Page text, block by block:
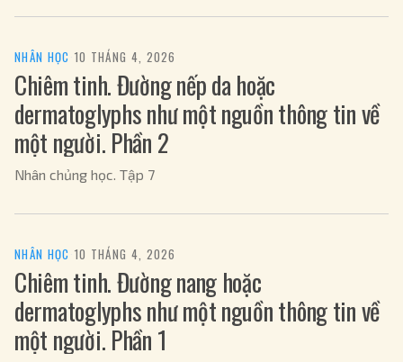
NHÂN HỌC 10 THÁNG 4, 2026
Chiêm tinh. Đường nếp da hoặc
dermatoglyphs như một nguồn thông tin về
một người. Phần 2
Nhân chủng học. Tập 7
NHÂN HỌC 10 THÁNG 4, 2026
Chiêm tinh. Đường nang hoặc
dermatoglyphs như một nguồn thông tin về
một người. Phần 1